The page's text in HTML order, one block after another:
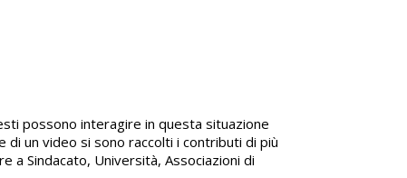
possono interagire in questa situazione
un video si sono raccolti i contributi di più
Sindacato, Università, Associazioni di